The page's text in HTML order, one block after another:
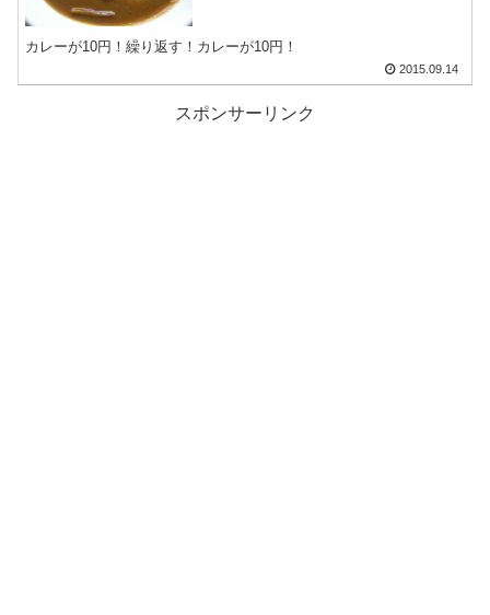
カレーが10円！繰り返す！カレーが10円！
2015.09.14
スポンサーリンク